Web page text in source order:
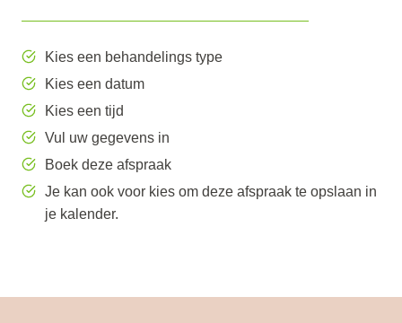
Kies een behandelings type
Kies een datum
Kies een tijd
Vul uw gegevens in
Boek deze afspraak
Je kan ook voor kies om deze afspraak te opslaan in
je kalender.